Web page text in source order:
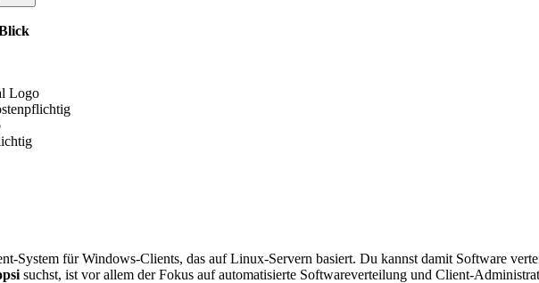
System für Windows-Clients, das auf Linux-Servern basiert. Du kannst damit Software
suchst, ist vor allem der Fokus auf automatisierte Softwareverteilung und Client-